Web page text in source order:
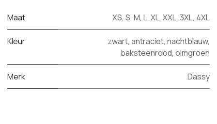
Maat XS, S, M, L, XL, XXL, 3XL, 4XL
Kleur zwart, antraciet, nachtblauw,
baksteenrood, olmgroen
Merk Dassy